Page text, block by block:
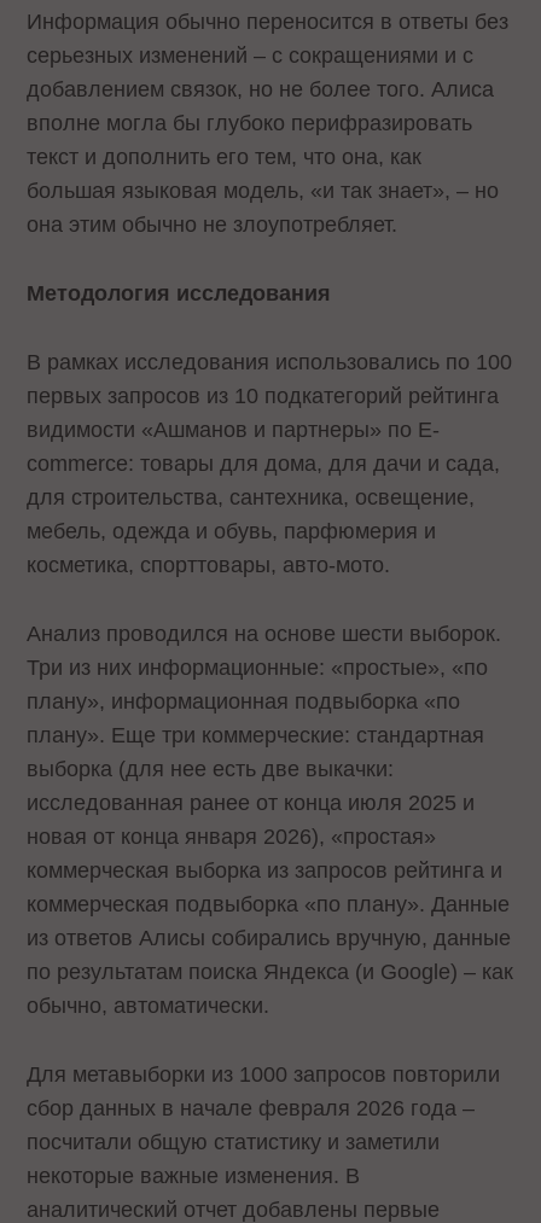
Информация обычно переносится в ответы без
серьезных изменений – с сокращениями и с
добавлением связок, но не более того. Алиса
вполне могла бы глубоко перифразировать
текст и дополнить его тем, что она, как
большая языковая модель, «и так знает», – но
она этим обычно не злоупотребляет.
Методология исследования
В рамках исследования использовались по 100
первых запросов из 10 подкатегорий рейтинга
видимости «Ашманов и партнеры» по E-
commerce: товары для дома, для дачи и сада,
для строительства, сантехника, освещение,
мебель, одежда и обувь, парфюмерия и
косметика, спорттовары, авто-мото.
Анализ проводился на основе шести выборок.
Три из них информационные: «простые», «по
плану», информационная подвыборка «по
плану». Еще три коммерческие: стандартная
выборка (для нее есть две выкачки:
исследованная ранее от конца июля 2025 и
новая от конца января 2026), «простая»
коммерческая выборка из запросов рейтинга и
коммерческая подвыборка «по плану». Данные
из ответов Алисы собирались вручную, данные
по результатам поиска Яндекса (и Google) – как
обычно, автоматически.
Для метавыборки из 1000 запросов повторили
сбор данных в начале февраля 2026 года –
посчитали общую статистику и заметили
некоторые важные изменения. В
аналитический отчет добавлены первые